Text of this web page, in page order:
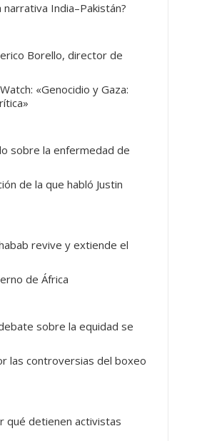
India–Pakistán?
Borello, director de
«Genocidio y Gaza:
sobre la enfermedad de
de la que habló Justin
revive y extiende el
de África
sobre la equidad se
las controversias del boxeo
qué detienen activistas